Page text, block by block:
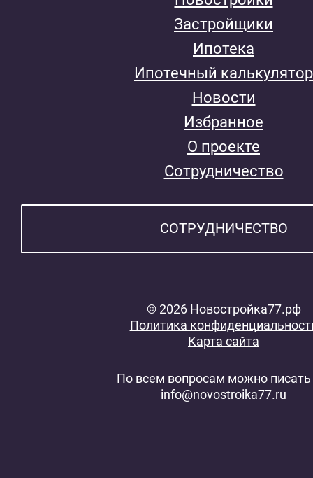
Застройщики
Ипотека
Ипотечный калькулятор
Новости
Избранное
О проекте
Сотрудничество
СОТРУДНИЧЕСТВО
© 2026 Новостройка77.рф
Политика
Карта сайта
По всем вопросам можно писать
info@novostroika77.ru